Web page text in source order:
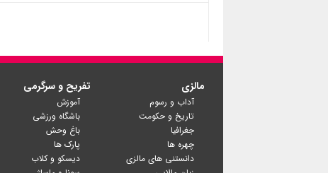
مالزی
آداب و رسوم
تاریخ و حکومت
جغرافیا
چهره ها
دانستنی های مالزی
تفریح و سرگرمی
آموزش
باشگاه ورزشی
باغ وحش
پارک ها
دیسکو و کلاب